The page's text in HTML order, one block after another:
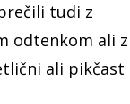
tudi z
odtenkom ali z
ali pikčast